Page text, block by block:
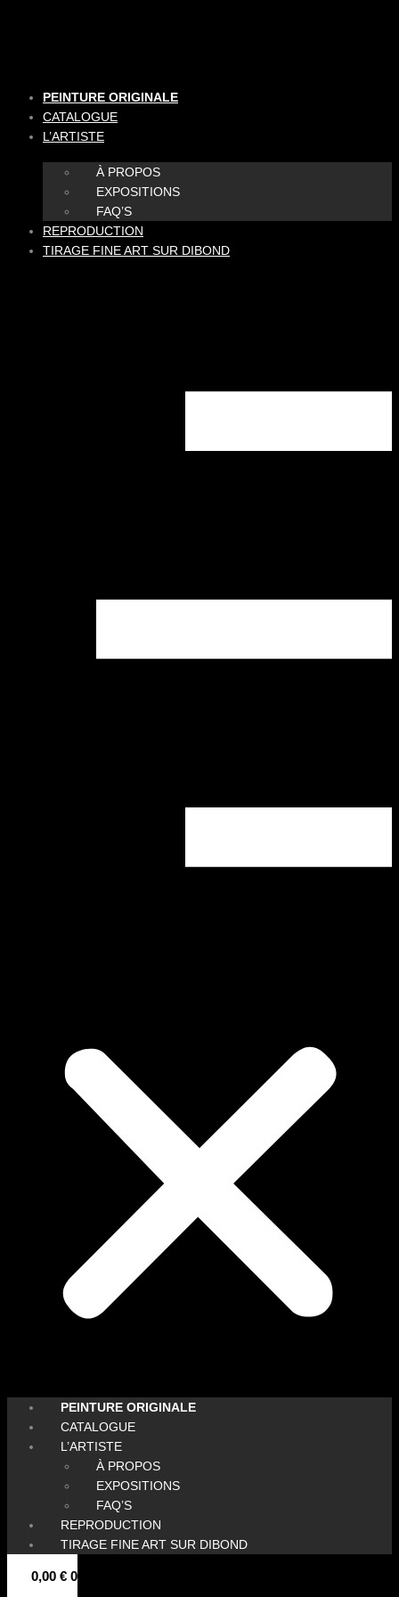
PEINTURE ORIGINALE
CATALOGUE
L’ARTISTE
À PROPOS
EXPOSITIONS
FAQ’S
REPRODUCTION
TIRAGE FINE ART SUR DIBOND
PEINTURE ORIGINALE
CATALOGUE
L’ARTISTE
À PROPOS
EXPOSITIONS
FAQ’S
REPRODUCTION
TIRAGE FINE ART SUR DIBOND
0,00 € 0